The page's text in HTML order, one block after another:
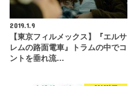
2019.1.9
【東京フィルメックス】『エルサ
レムの路面電車』トラムの中でコ
ントを垂れ流…